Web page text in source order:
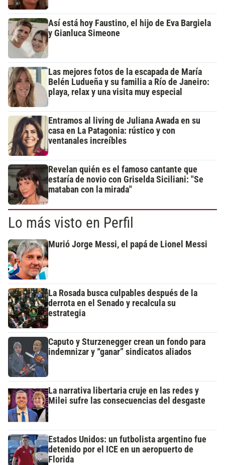
Así está hoy Faustino, el hijo de Eva Bargiela
y Gianluca Simeone
Las mejores fotos de la escapada de María
Belén Ludueña y su familia a Río de Janeiro:
playa, relax y una visita muy especial
Entramos al living de Juliana Awada en su
casa en La Patagonia: rústico y con
ventanales increíbles
Revelan quién es el famoso cantante que
estaría de novio con Griselda Siciliani: "Se
mataban con la mirada"
Lo más visto en Perfil
Murió Jorge Messi, el papá de Lionel Messi
La Rosada busca culpables después de la
derrota en el Senado y recalcula su
estrategia
Caputo y Sturzenegger crean un fondo para
indemnizar y “ganar” sindicatos aliados
La narrativa libertaria cruje en las redes y
Milei sufre las consecuencias del desgaste
Estados Unidos: un futbolista argentino fue
detenido por el ICE en un aeropuerto de
Florida